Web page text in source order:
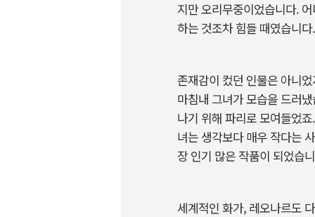
지만 오리무중이었습니다.
하는 것조차 힘들 때였습니
존재감이 컸던 인물은 아니
마침내 그녀가 모습을 드러
나기 위해 파리로 모여들었
녀는 생각보다 매우 작다는
장 인기 많은 작품이 되었습
세계적인 화가, 레오나르도